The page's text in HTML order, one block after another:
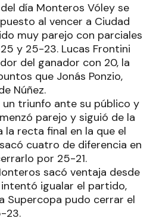
día Monteros Vóley se
al vencer a Ciudad
muy parejo con parciales
y 25-23. Lucas Frontini
del ganador con 20, la
que Jonás Ponzio,
Núñez.
un triunfo ante su público y
parejo y siguió de la
la recta final en la que el
cuatro de diferencia en
por 25-21.
sacó ventaja desde
igualar el partido,
Supercopa pudo cerrar el
23.